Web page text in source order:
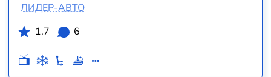
ЛИДЕР-АВТО
1.7
6